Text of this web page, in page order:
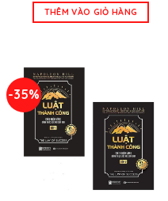
là:
158.000 ₫.
tại
THÊM VÀO GIỎ HÀNG
-35%